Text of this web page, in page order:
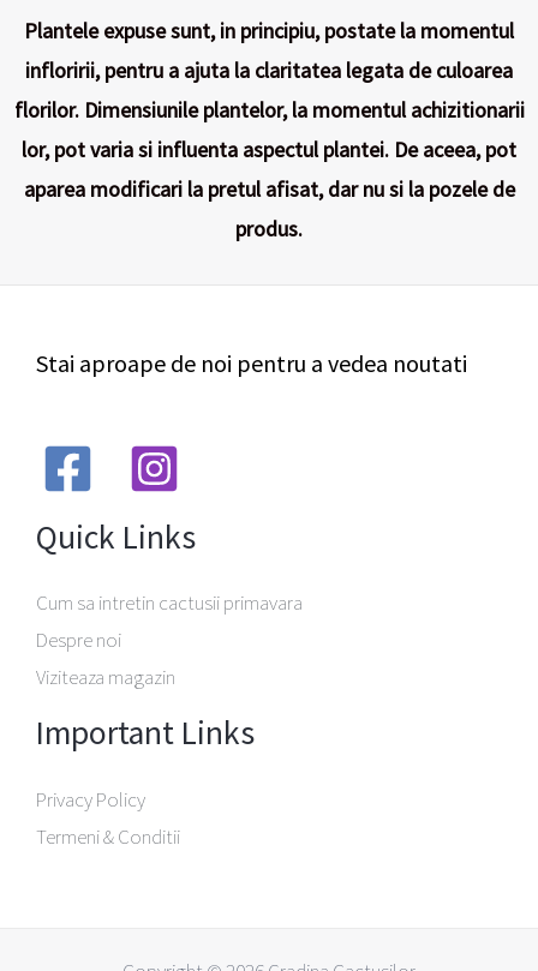
Plantele expuse sunt, in principiu, postate la momentul
infloririi, pentru a ajuta la claritatea legata de culoarea
florilor. Dimensiunile plantelor, la momentul achizitionarii
lor, pot varia si influenta aspectul plantei. De aceea, pot
aparea modificari la pretul afisat, dar nu si la pozele de
produs.
Stai aproape de noi pentru a vedea noutati
Quick Links
Cum sa intretin cactusii primavara
Despre noi
Viziteaza magazin
Important Links
Privacy Policy
Termeni & Conditii